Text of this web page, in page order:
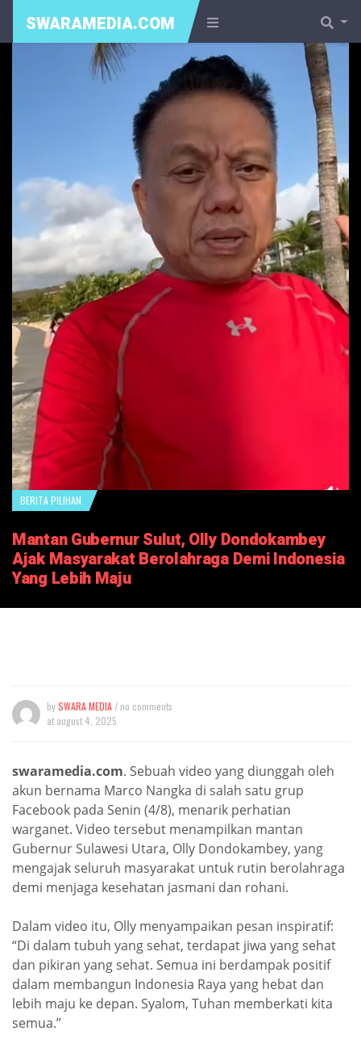
SWARAMEDIA.COM
BERITA PILIHAN
Mantan Gubernur Sulut, Olly Dondokambey
Ajak Masyarakat Berolahraga Demi Indonesia
Yang Lebih Maju
bySWARA MEDIA/ no comments
at august 4, 2025
swaramedia.com. Sebuah video yang diunggah oleh
akun bernama Marco Nangka di salah satu grup
Facebook pada Senin (4/8), menarik perhatian
warganet. Video tersebut menampilkan mantan
Gubernur Sulawesi Utara, Olly Dondokambey, yang
mengajak seluruh masyarakat untuk rutin berolahraga
demi menjaga kesehatan jasmani dan rohani.
Dalam video itu, Olly menyampaikan pesan inspiratif:
“Di dalam tubuh yang sehat, terdapat jiwa yang sehat
dan pikiran yang sehat. Semua ini berdampak positif
dalam membangun Indonesia Raya yang hebat dan
lebih maju ke depan. Syalom, Tuhan memberkati kita
semua.”